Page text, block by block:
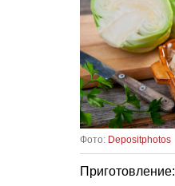
Фото: Depositphotos
Приготовление: